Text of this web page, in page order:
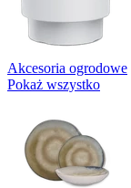
Akcesoria ogrodowe
Pokaż wszystko